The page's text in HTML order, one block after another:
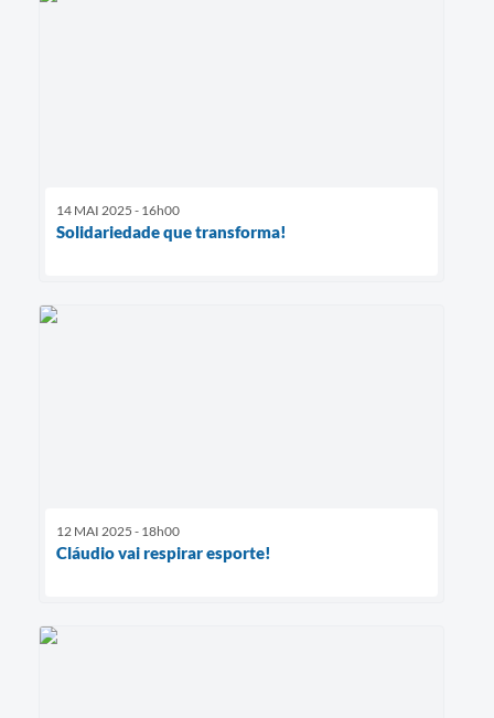
14 MAI 2025 - 16h00
Solidariedade que transforma!
12 MAI 2025 - 18h00
Cláudio vai respirar esporte!